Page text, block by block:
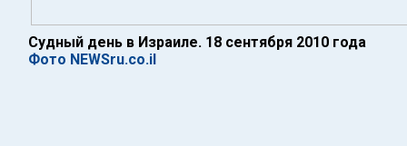
Судный день в Израиле. 18 сентября 2010 года
Фото NEWSru.co.il